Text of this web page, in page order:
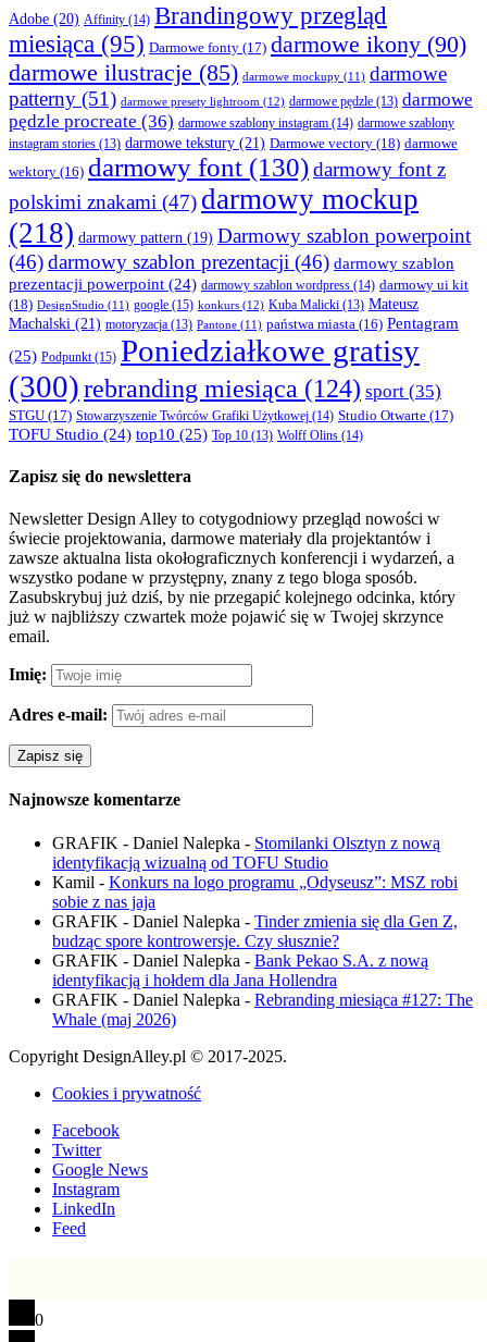
Adobe (20) Affinity (14) Brandingowy przegląd
miesiąca (95) Darmowe fonty (17) darmowe ikony (90)
darmowe ilustracje (85) darmowe mockupy (11) darmowe
patterny (51) darmowe presety lightroom (12) darmowe pędzle (13) darmowe
pędzle procreate (36) darmowe szablony instagram (14) darmowe szablony
instagram stories (13) darmowe tekstury (21) Darmowe vectory (18) darmowe
wektory (16) darmowy font (130)darmowy font z
polskimi znakami (47) darmowy mockup
(218) darmowy pattern (19) Darmowy szablon powerpoint
(46)darmowy szablon prezentacji (46) darmowy szablon
prezentacji powerpoint (24) darmowy szablon wordpress (14) darmowy ui kit
(18) DesignStudio (11) google (15) konkurs (12) Kuba Malicki (13) Mateusz
Machalski (21) motoryzacja (13) Pantone (11) państwa miasta (16) Pentagram
(25) Podpunkt (15) Poniedziałkowe gratisy
(300)rebranding miesiąca (124) sport (35)
STGU (17) Stowarzyszenie Twórców Grafiki Użytkowej (14) Studio Otwarte (17)
TOFU Studio (24) top10 (25) Top 10 (13) Wolff Olins (14)
Zapisz się do newslettera
Newsletter Design Alley to cotygodniowy przegląd nowości w
świecie projektowania, darmowe materiały dla projektantów i
zawsze aktualna lista okołograficznych konferencji i wydarzeń, a
wszystko podane w przystępny, znany z tego bloga sposób.
Zasubskrybuj już dziś, by nie przegapić kolejnego odcinka, który
już w najbliższy czwartek może pojawić się w Twojej skrzynce
email.
Imię:
Adres e-mail:
Najnowsze komentarze
GRAFIK - Daniel Nalepka - Stomilanki Olsztyn z nową
identyfikacją wizualną od TOFU Studio
Kamil - Konkurs na logo programu „Odyseusz”: MSZ robi
sobie z nas jaja
GRAFIK - Daniel Nalepka - Tinder zmienia się dla Gen Z,
budząc spore kontrowersje. Czy słusznie?
GRAFIK - Daniel Nalepka - Bank Pekao S.A. z nową
identyfikacją i hołdem dla Jana Hollendra
GRAFIK - Daniel Nalepka - Rebranding miesiąca #127: The
Whale (maj 2026)
Copyright DesignAlley.pl © 2017-2025.
Cookies i prywatność
Facebook
Twitter
Google News
Instagram
LinkedIn
Feed
0